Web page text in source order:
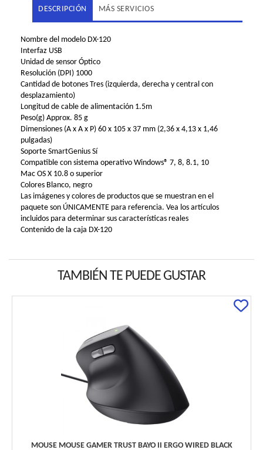
DESCRIPCIÓN MÁS SERVICIOS
Nombre del modelo DX-120
Interfaz USB
Unidad de sensor Óptico
Resolución (DPI) 1000
Cantidad de botones Tres (izquierda, derecha y central con
desplazamiento)
Longitud de cable de alimentación 1.5m
Peso(g) Approx. 85 g
Dimensiones (A x A x P) 60 x 105 x 37 mm (2,36 x 4,13 x 1,46
pulgadas)
Soporte SmartGenius Sí
Compatible con sistema operativo Windows® 7, 8, 8.1, 10
Mac OS X 10.8 o superior
Colores Blanco, negro
Las imágenes y colores de productos que se muestran en el
paquete son ÚNICAMENTE para referencia. Vea los artículos
incluidos para determinar sus características reales
Contenido de la caja DX-120
TAMBIÉN TE PUEDE GUSTAR
MOUSE MOUSE GAMER TRUST BAYO II ERGO WIRED BLACK